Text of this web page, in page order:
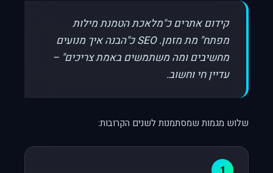
קידום אתרים כ"מלאכת הטמנת מילות
מפתח" מת מזמן. SEO כ"הבנה איך מנועים
מחשיבים ומה משתמשים באמת צריכים" –
עדיין חי וחשוב.
שלוש מגמות שמסתמנות לשנים הקרובות:
1